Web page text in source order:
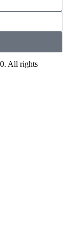
All rights